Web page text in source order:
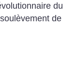
du
de